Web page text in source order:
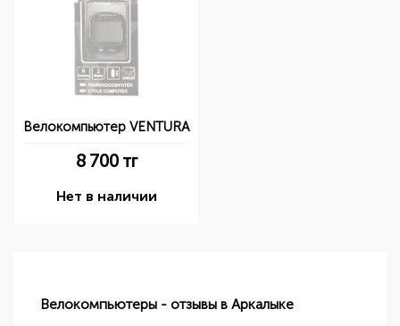
Велокомпьютер VENTURA
8 700тг
Нет в наличии
Велокомпьютеры - отзывы в Аркалыке